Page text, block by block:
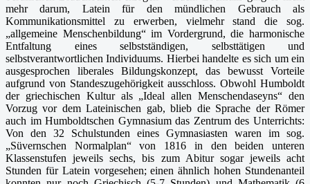
mehr darum, Latein für den mündlichen Gebrauch als
Kommunikati­onsmittel zu erwerben, vielmehr stand die sog.
„allgemeine Menschenbildung“ im Vorder­grund, die harmonische
Entfaltung eines selbstständigen, selbsttätigen und
selbstverantwortli­chen Individuums. Hierbei handelte es sich um ein
ausgesprochen liberales Bildungskonzept, das bewusst Vorteile
aufgrund von Standeszugehörigkeit ausschloss. Obwohl Humboldt
der griechischen Kultur als „Ideal allen Menschendaseyns“ den
Vorzug vor dem Lateinischen gab, blieb die Sprache der Römer
auch im Humboldtschen Gymnasium das Zentrum des Un­terrichts:
Von den 32 Schulstunden eines Gymnasiasten waren im sog.
„Süvernschen Nor­malplan“ von 1816 in den beiden unteren
Klassenstufen jeweils sechs, bis zum Abitur sogar jeweils acht
Stunden für Latein vorgesehen; einen ähnlich hohen Stundenanteil